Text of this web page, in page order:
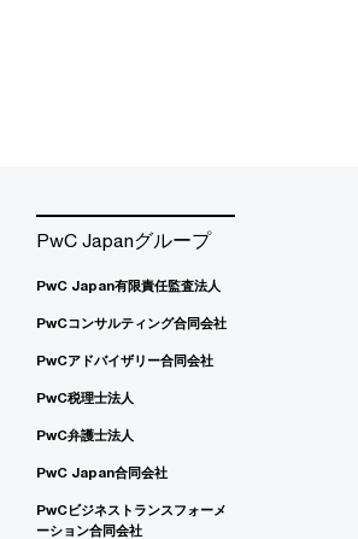
PwC Japanグループ
PwC Japan有限責任監査法人
PwCコンサルティング合同会社
PwCアドバイザリー合同会社
PwC税理士法人
PwC弁護士法人
PwC Japan合同会社
PwCビジネストランスフォーメ
ーション合同会社